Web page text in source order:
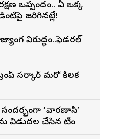
ఒప్పందం.. ఏ ఒక్క
జరిగినట్లే!
విరుద్ధం..ఫెడరల్
సర్కార్ మరో కీలక
‘వారణాసి’
విడుదల చేసిన టీం